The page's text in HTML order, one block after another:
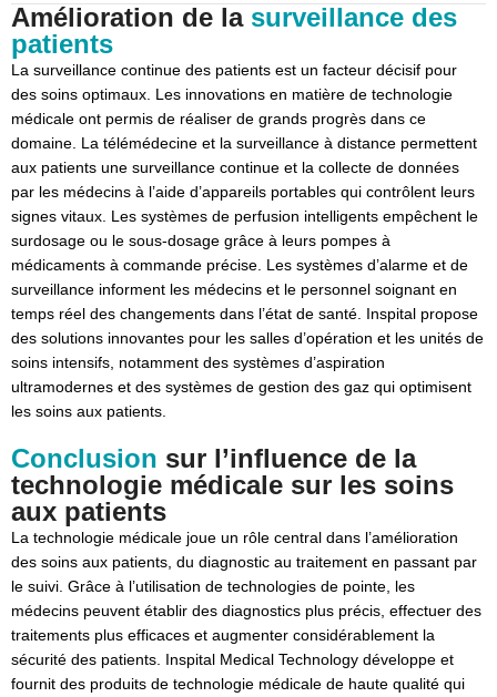
Amélioration de la surveillance des
patients
La surveillance continue des patients est un facteur décisif pour
des soins optimaux. Les innovations en matière de technologie
médicale ont permis de réaliser de grands progrès dans ce
domaine. La télémédecine et la surveillance à distance permettent
aux patients une surveillance continue et la collecte de données
par les médecins à l’aide d’appareils portables qui contrôlent leurs
signes vitaux. Les systèmes de perfusion intelligents empêchent le
surdosage ou le sous-dosage grâce à leurs pompes à
médicaments à commande précise. Les systèmes d’alarme et de
surveillance informent les médecins et le personnel soignant en
temps réel des changements dans l’état de santé. Inspital propose
des solutions innovantes pour les salles d’opération et les unités de
soins intensifs, notamment des systèmes d’aspiration
ultramodernes et des systèmes de gestion des gaz qui optimisent
les soins aux patients.
Conclusion sur l’influence de la
technologie médicale sur les soins
aux patients
La technologie médicale joue un rôle central dans l’amélioration
des soins aux patients, du diagnostic au traitement en passant par
le suivi. Grâce à l’utilisation de technologies de pointe, les
médecins peuvent établir des diagnostics plus précis, effectuer des
traitements plus efficaces et augmenter considérablement la
sécurité des patients. Inspital Medical Technology développe et
fournit des produits de technologie médicale de haute qualité qui